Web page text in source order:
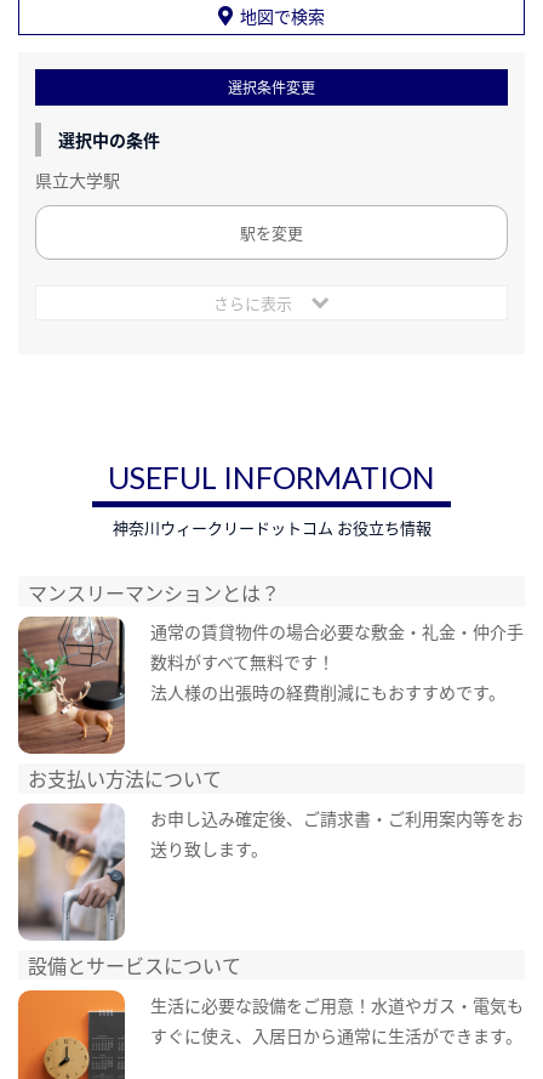
地図で検索
選択条件変更
選択中の条件
県立大学駅
駅を変更
さらに表示
USEFUL INFORMATION
神奈川ウィークリードットコム お役立ち情報
マンスリーマンションとは？
通常の賃貸物件の場合必要な敷金・礼金・仲介手
数料がすべて無料です！
法人様の出張時の経費削減にもおすすめです。
お支払い方法について
お申し込み確定後、ご請求書・ご利用案内等をお
送り致します。
設備とサービスについて
生活に必要な設備をご用意！水道やガス・電気も
すぐに使え、入居日から通常に生活ができます。